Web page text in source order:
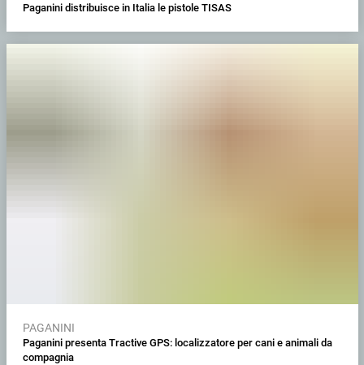
Paganini distribuisce in Italia le pistole TISAS
PAGANINI
Paganini presenta Tractive GPS: localizzatore per cani e animali da
compagnia